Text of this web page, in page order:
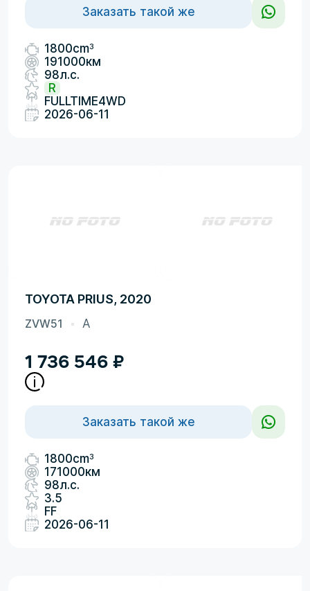
Заказать такой же
1800cm3
191000км
98л.с.
R
FULLTIME4WD
2026-06-11
TOYOTA PRIUS, 2020
ZVW51 A
1 736 546 ₽
Заказать такой же
1800cm3
171000км
98л.с.
3.5
FF
2026-06-11